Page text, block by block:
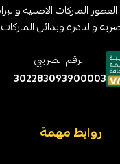
الماركات الاصليه
والنادره وبدائل الماركات
الرقم الضريبي
302283093900003
روابط مهمة